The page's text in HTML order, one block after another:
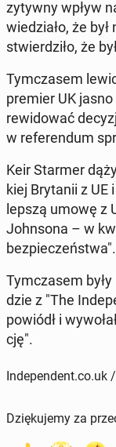
zy­tyw­ny wpływ
wie­dzia­ło, że
stwier­dzi­ło, że
Tym­cza­sem
premier UK
re­wi­do­wać
w re­fe­ren­dum
Keir Starmer
kiej Bry­ta­nii z UE
lepszą umowę z
John­so­na – w
bez­pie­czeń­stwa".
Tym­cza­sem
dzie z "The
powiódł i
cję".
Independent.co.uk
Dziękujemy za